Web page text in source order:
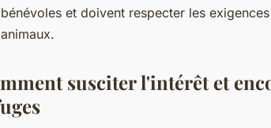
et doivent respecter les
susciter l'intérêt et